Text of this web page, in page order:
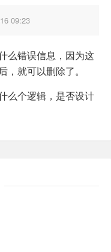
09:23
么错误信息，因为这
就可以删除了。
么个逻辑，是否设计